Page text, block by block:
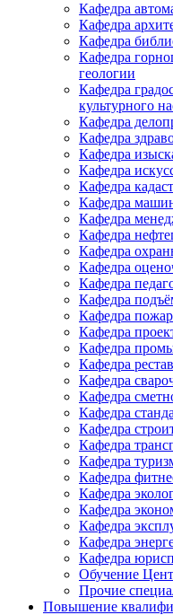
Кафедра
Кафедра
Кафедра
Кафедра
геологии
Кафедра
культурного
Кафедра
Кафедра
Кафедра
Кафедра
Кафедра
Кафедра
Кафедра
Кафедра
Кафедра
Кафедра
Кафедра
Кафедра
Кафедра
Кафедра
Кафедра
Кафедра
Кафедра
Кафедра
Кафедра
Кафедра
Кафедра
Кафедра
Кафедра
Кафедра
Кафедра
Кафедра
Кафедра
Кафедра
Обучение
Прочие
Повышение